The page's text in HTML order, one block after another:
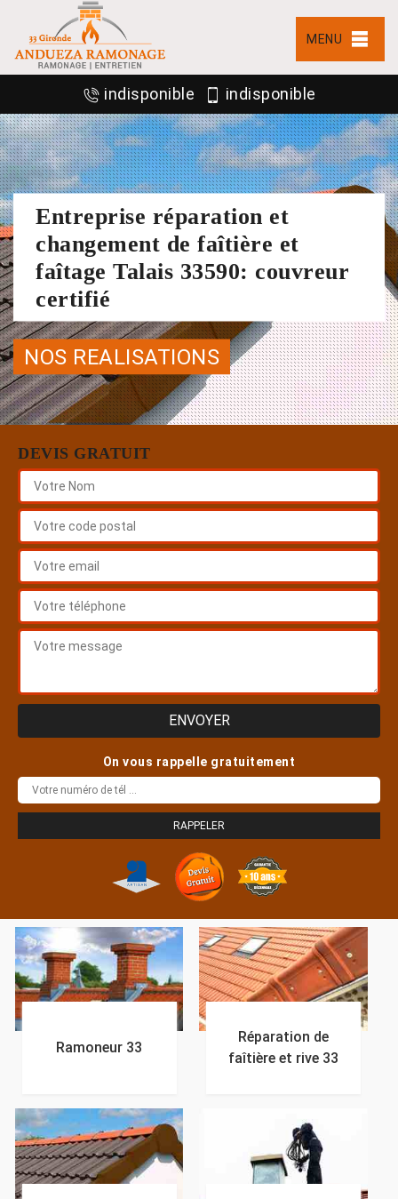
MENU
indisponible indisponible
Entreprise réparation et
changement de faîtière et
faîtage Talais 33590: couvreur
certifié
NOS REALISATIONS
DEVIS GRATUIT
On vous rappelle gratuitement
Ramoneur 33
Réparation de
faîtière et rive 33